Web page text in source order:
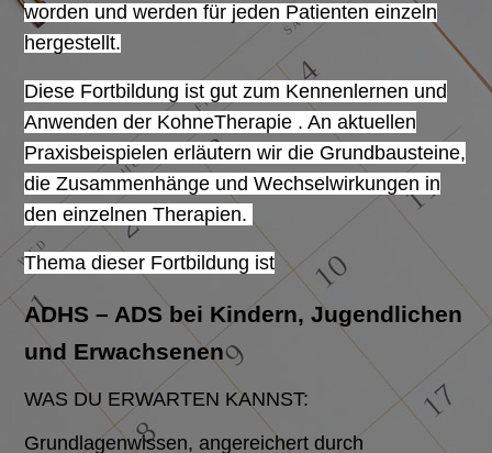
worden und werden für jeden Patienten einzeln
hergestellt.
Diese Fortbildung ist gut zum Kennenlernen und
Anwenden der KohneTherapie . An aktuellen
Praxisbeispielen erläutern wir die Grundbausteine,
die Zusammenhänge und Wechselwirkungen in
den einzelnen Therapien.
Thema dieser Fortbildung ist
ADHS – ADS bei Kindern, Jugendlichen
und Erwachsenen
WAS DU ERWARTEN KANNST:
Grundlagenwissen, angereichert durch